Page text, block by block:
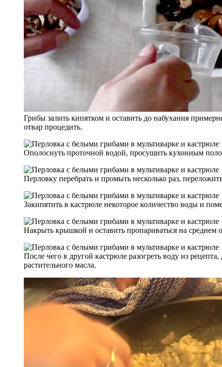
Грибы залить кипятком и оставить до набухания
отвар процедить.
Ополоснуть проточной водой, просушить кухонным
Перловку перебрать и промыть несколько раз,
Закипятить в кастрюле некоторое количество воды и
Накрыть крышкой и оставить пропариваться на среднем
После чего в другой кастрюле разогреть воду из
растительного масла.